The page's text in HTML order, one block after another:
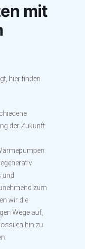
mit
hier finden
der Zukunft
und
zum
wir die
Wege auf,
hin zu